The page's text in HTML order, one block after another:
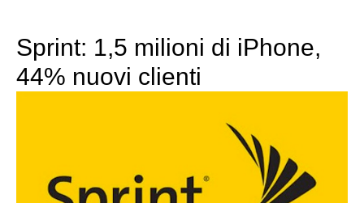
Sprint: 1,5 milioni di iPhone,
44% nuovi clienti